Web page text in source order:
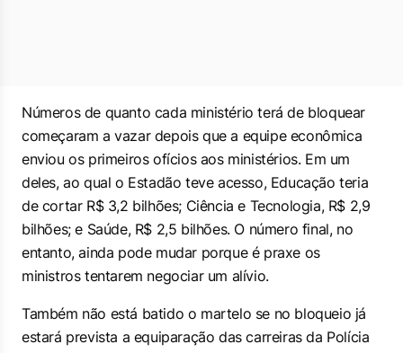
Números de quanto cada ministério terá de bloquear
começaram a vazar depois que a equipe econômica
enviou os primeiros ofícios aos ministérios. Em um
deles, ao qual o Estadão teve acesso, Educação teria
de cortar R$ 3,2 bilhões; Ciência e Tecnologia, R$ 2,9
bilhões; e Saúde, R$ 2,5 bilhões. O número final, no
entanto, ainda pode mudar porque é praxe os
ministros tentarem negociar um alívio.
Também não está batido o martelo se no bloqueio já
estará prevista a equiparação das carreiras da Polícia